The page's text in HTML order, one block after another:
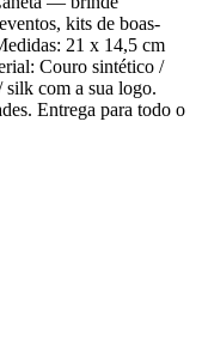
kits de boas-
21 x 14,5 cm
Couro sintético /
silk com a sua logo.
Entrega para todo o